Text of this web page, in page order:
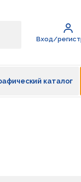
Вход/
каталог